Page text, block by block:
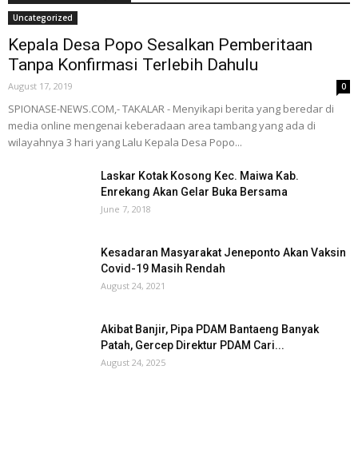
Uncategorized
Kepala Desa Popo Sesalkan Pemberitaan
Tanpa Konfirmasi Terlebih Dahulu
August 17, 2019 0
SPIONASE-NEWS.COM,- TAKALAR - Menyikapi berita yang beredar di
media online mengenai keberadaan area tambang yang ada di
wilayahnya 3 hari yang Lalu Kepala Desa Popo...
Laskar Kotak Kosong Kec. Maiwa Kab.
Enrekang Akan Gelar Buka Bersama
June 7, 2018
Kesadaran Masyarakat Jeneponto Akan Vaksin
Covid-19 Masih Rendah
August 24, 2021
Akibat Banjir, Pipa PDAM Bantaeng Banyak
Patah, Gercep Direktur PDAM Cari...
August 24, 2025